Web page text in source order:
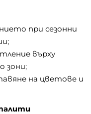
при сезонни
върху
зони;
на цветове и